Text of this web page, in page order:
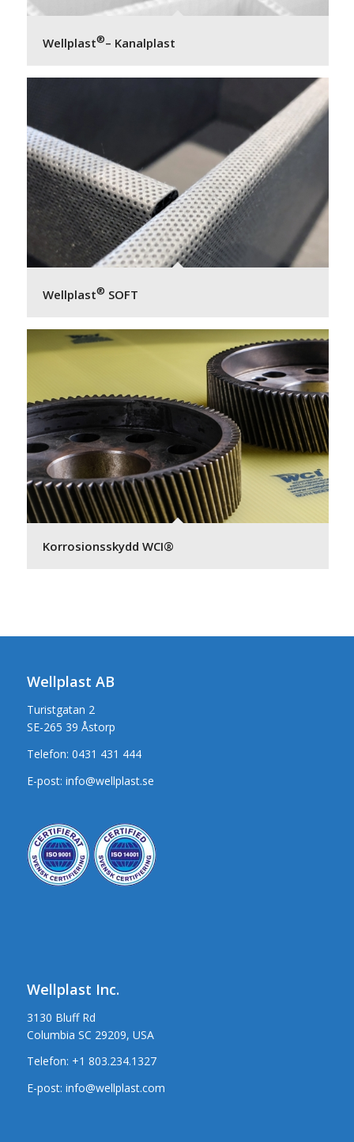
Wellplast®– Kanalplast
Wellplast®SOFT
Korrosionsskydd WCI®
Wellplast AB
Turistgatan 2
SE-265 39 Åstorp
Telefon: 0431 431 444
E-post: info@wellplast.se
Wellplast Inc.
3130 Bluff Rd
Columbia SC 29209, USA
Telefon: +1 803.234.1327
E-post: info@wellplast.com